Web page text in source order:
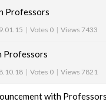
Professors
| Votes 0 | Views 7433
Professors
| Votes 0 | Views 7821
with Professors